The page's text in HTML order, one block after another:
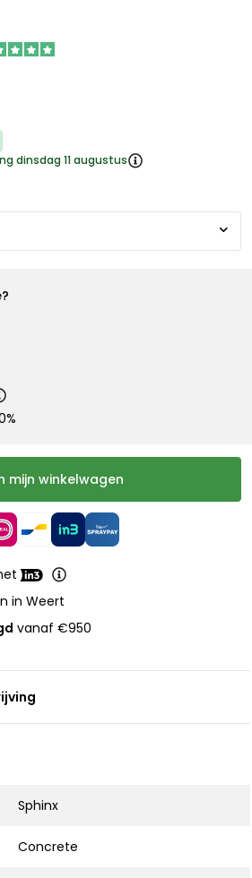
dinsdag 11 augustus
mijn winkelwagen
in Weert
vanaf €950
Sphinx
Concrete